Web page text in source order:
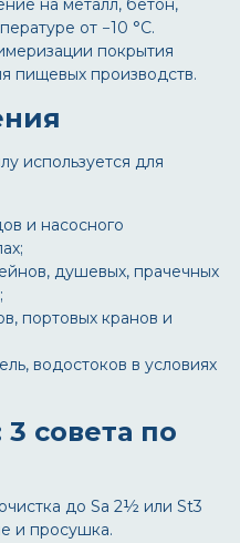
на металл, бетон,
от −10 °C.
покрытия
пищевых производств.
используется для
и насосного
душевых, прачечных
портовых кранов и
водостоков в условиях
совета по
до Sa 2½ или St3
и просушка.